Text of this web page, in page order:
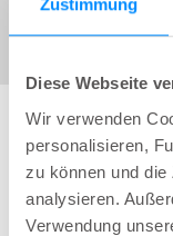
Zustimmung
Diese Webseite
Wir verwenden
personalisieren,
zu können und
analysieren.
Verwendung